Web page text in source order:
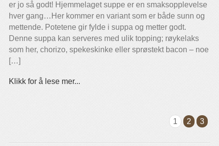
er jo så godt! Hjemmelaget suppe er en smaksopplevelse
hver gang…Her kommer en variant som er både sunn og
mettende. Potetene gir fylde i suppa og metter godt.
Denne suppa kan serveres med ulik topping; røykelaks
som her, chorizo, spekeskinke eller sprøstekt bacon – noe
[…]
Klikk for å lese mer...
1 2 3